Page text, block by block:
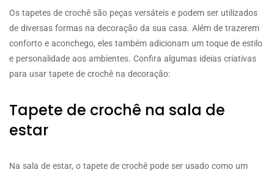
Os tapetes de crochê são peças versáteis e podem ser utilizados
de diversas formas na decoração da sua casa. Além de trazerem
conforto e aconchego, eles também adicionam um toque de estilo
e personalidade aos ambientes. Confira algumas ideias criativas
para usar tapete de crochê na decoração:
Tapete de crochê na sala de
estar
Na sala de estar, o tapete de crochê pode ser usado como um